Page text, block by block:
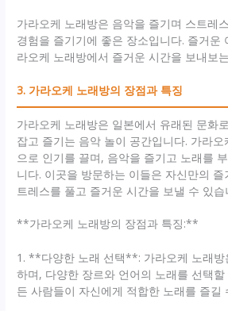
가라오케 노래방은 음악을 즐기며 스트레
경험을 즐기기에 좋은 장소입니다. 즐거운
라오케 노래방에서 즐거운 시간을 보내보
3. 가라오케 노래방의 장점과 특징
가라오케 노래방은 일본에서 유래된 문화
잡고 즐기는 음악 놀이 공간입니다. 가라
으로 인기를 끌며, 음악을 즐기고 노래를
니다. 이곳을 방문하는 이들은 자신만의
트레스를 풀고 즐거운 시간을 보낼 수 있습
**가라오케 노래방의 장점과 특징:**
1. **다양한 노래 선택**: 가라오케 노래방
하며, 다양한 장르와 언어의 노래를 선택
든 사람들이 자신에게 적합한 노래를 즐길